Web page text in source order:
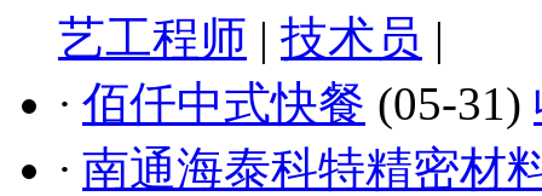
艺工程师 | 技术员 |
· 佰仟中式快餐 (05-31)
· 南通海泰科特精密材